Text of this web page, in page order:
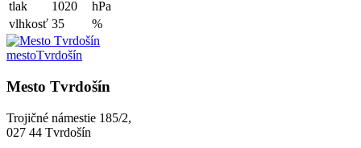
tlak
1020
hPa
vlhkosť 35 %
mestoTvrdošín
Mesto Tvrdošín
Trojičné námestie 185/2,
027 44 Tvrdošín